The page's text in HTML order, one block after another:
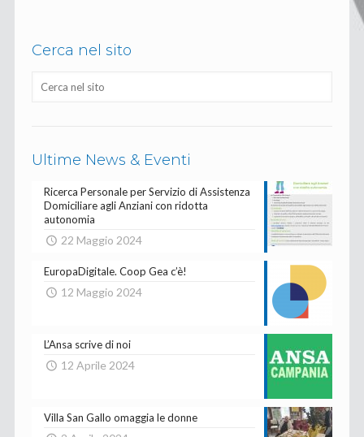
Cerca nel sito
Ultime News & Eventi
Ricerca Personale per Servizio di Assistenza
Domiciliare agli Anziani con ridotta
autonomia
22 Maggio 2024
EuropaDigitale. Coop Gea c’è!
12 Maggio 2024
L’Ansa scrive di noi
12 Aprile 2024
Villa San Gallo omaggia le donne